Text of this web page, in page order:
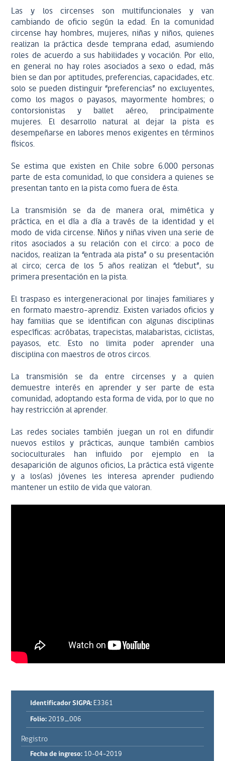
Las y los circenses son multifuncionales y van
cambiando de oficio según la edad. En la comunidad
circense hay hombres, mujeres, niñas y niños, quienes
realizan la práctica desde temprana edad, asumiendo
roles de acuerdo a sus habilidades y vocación. Por ello,
en general no hay roles asociados a sexo o edad, más
bien se dan por aptitudes, preferencias, capacidades, etc.
solo se pueden distinguir “preferencias” no excluyentes,
como los magos o payasos, mayormente hombres; o
contorsionistas y ballet aéreo, principalmente
mujeres. El desarrollo natural al dejar la pista es
desempeñarse en labores menos exigentes en términos
físicos.
Se estima que existen en Chile sobre 6.000 personas
parte de esta comunidad, lo que considera a quienes se
presentan tanto en la pista como fuera de ésta.
La transmisión se da de manera oral, mimética y
práctica, en el día a día a través de la identidad y el
modo de vida circense. Niños y niñas viven una serie de
ritos asociados a su relación con el circo: a poco de
nacidos, realizan la “entrada ala pista” o su presentación
al circo; cerca de los 5 años realizan el “debut”, su
primera presentación en la pista.
El traspaso es intergeneracional por linajes familiares y
en formato maestro-aprendiz. Existen variados oficios y
hay familias que se identifican con algunas disciplinas
específicas: acróbatas, trapecistas, malabaristas, ciclistas,
payasos, etc. Esto no limita poder aprender una
disciplina con maestros de otros circos.
La transmisión se da entre circenses y a quien
demuestre interés en aprender y ser parte de esta
comunidad, adoptando esta forma de vida, por lo que no
hay restricción al aprender.
Las redes sociales también juegan un rol en difundir
nuevos estilos y prácticas, aunque también cambios
socioculturales han influido por ejemplo en la
desaparición de algunos oficios, La práctica está vigente
y a los(as) jóvenes les interesa aprender pudiendo
mantener un estilo de vida que valoran.
Identificador SIGPA: E3361
Folio: 2019_006
Registro
Fecha de ingreso: 10-04-2019